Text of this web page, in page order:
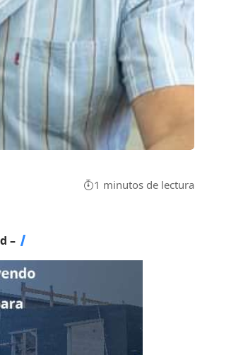
1 minutos de lectura
–